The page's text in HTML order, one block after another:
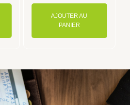
AJOUTER AU
PANIER